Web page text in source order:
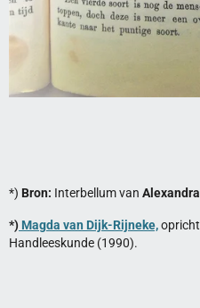
*) Bron: Interbellum van
*) Magda van Dijk-Rijneke,
Handleeskunde (1990).